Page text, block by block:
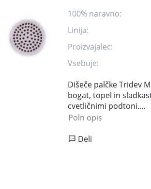
100% naravno:
Linija:
Proizvajalec:
Vsebuje:
Dišeče palčke Tridev
bogat, topel in
cvetličnimi podtoni....
Poln opis
Deli